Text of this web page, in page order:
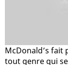
McDonald’s fait
tout genre qui